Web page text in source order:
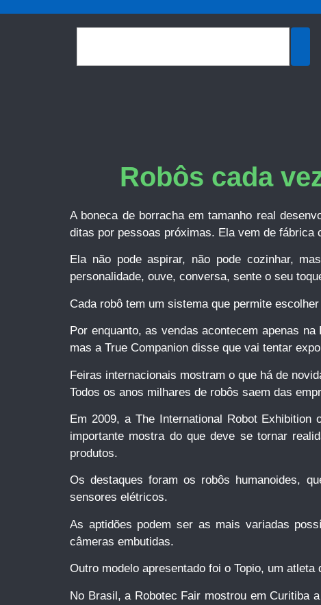
Robôs cada
A boneca de borracha em tamanho real
ditas por pessoas próximas. Ela vem de
Ela não pode aspirar, não pode cozinhar,
personalidade, ouve, conversa, sente o seu
Cada robô tem um sistema que permite
Por enquanto, as vendas acontecem apenas
mas a True Companion disse que vai tentar
Feiras internacionais mostram o que há de
Todos os anos milhares de robôs saem das
Em 2009, a The International Robot
importante mostra do que deve se tornar
produtos.
Os destaques foram os robôs humanoides,
sensores elétricos.
As aptidões podem ser as mais variadas
câmeras embutidas.
Outro modelo apresentado foi o Topio, um
No Brasil, a Robotec Fair mostrou em Curitiba